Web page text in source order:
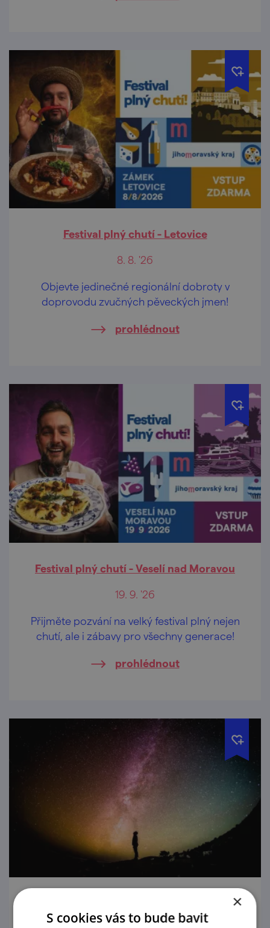
Festival plný chutí - Letovice
8. 8. '26
Objevte jedinečné regionální dobroty v
doprovodu zvučných pěveckých jmen!
prohlédnout
Festival plný chutí - Veselí nad Moravou
19. 9. '26
Přijměte pozvání na velký festival plný nejen
chutí, ale i zábavy pro všechny generace!
prohlédnout
Muchova stezka: Muchův odkaz v designu
×
S cookies vás to bude bavit